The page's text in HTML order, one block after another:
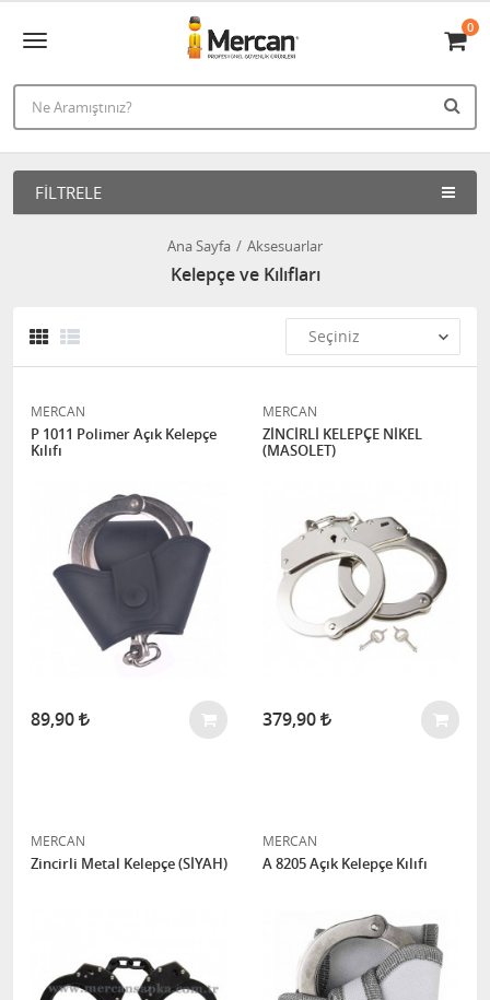
0
FILTRELE
Ana Sayfa Aksesuarlar
Kelepçe ve Kılıfları
MERCAN
P 1011 Polimer Açık Kelepçe
Kılıfı
89,90
MERCAN
ZİNCİRLİ KELEPÇE NİKEL
(MASOLET)
379,90
MERCAN
Zincirli Metal Kelepçe (SİYAH)
MERCAN
A 8205 Açık Kelepçe Kılıfı